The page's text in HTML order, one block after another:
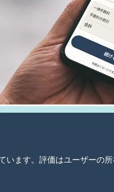
ます。評価はユーザーの